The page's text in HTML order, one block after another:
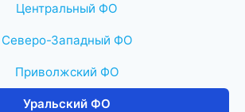
Центральный ФО
Северо-Западный ФО
Приволжский ФО
Уральский ФО